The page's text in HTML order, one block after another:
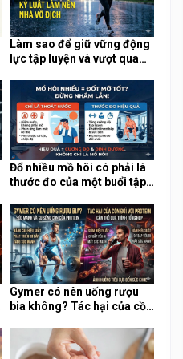
Làm sao để giữ vững động
lực tập luyện và vượt qua
ngày mưa lạnh?
Đổ nhiều mồ hôi có phải là
thước đo của một buổi tập
mỡ?
Gymer có nên uống rượu
bia không? Tác hại của cồn